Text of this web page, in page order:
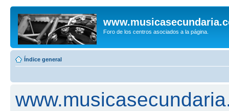
Foro de los centros asociados a la página.
Índice general